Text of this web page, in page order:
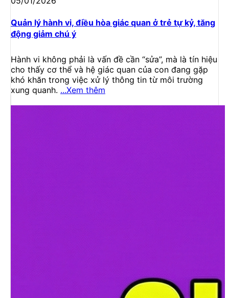
Quản lý hành vi, điều hòa giác quan ở trẻ tự kỷ, tăng
động giảm chú ý
Hành vi không phải là vấn đề cần “sửa”, mà là tín hiệu
cho thấy cơ thể và hệ giác quan của con đang gặp
khó khăn trong việc xử lý thông tin từ môi trường
xung quanh. ...Xem thêm